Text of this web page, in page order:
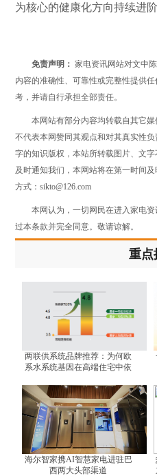
为核心的健康化方向持续进阶
免责声明： 家电资讯网站对文中
内容的准确性、可靠性或完整性提供
考，并请自行承担全部责任。
本网站有部分内容均转载自其它
不代表本网赞同其观点和对其真实性
字的知识版权，本站所转载图片、文
及时通知我们，本网站将在第一时间
方式：sikto@126.com
本网认为，一切网民在进入家电
过本条款并完全同意。敬请谅解。
重点
两联供系统品牌推荐：为何欧
系水系统基因在高端住宅中依
海尔智家携AI智慧家电进驻巴
西两大头部渠道